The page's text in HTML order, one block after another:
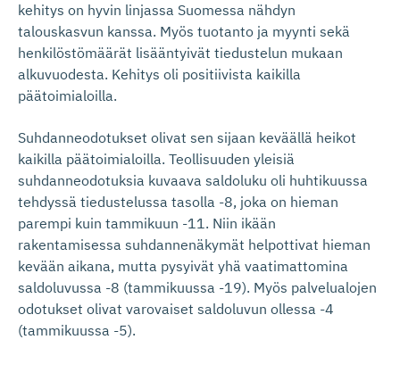
kehitys on hyvin linjassa Suomessa nähdyn
talouskasvun kanssa. Myös tuotanto ja myynti sekä
henkilöstömäärät lisääntyivät tiedustelun mukaan
alkuvuodesta. Kehitys oli positiivista kaikilla
päätoimialoilla.
Suhdanneodotukset olivat sen sijaan keväällä heikot
kaikilla päätoimialoilla. Teollisuuden yleisiä
suhdanneodotuksia kuvaava saldoluku oli huhtikuussa
tehdyssä tiedustelussa tasolla -8, joka on hieman
parempi kuin tammikuun -11. Niin ikään
rakentamisessa suhdannenäkymät helpottivat hieman
kevään aikana, mutta pysyivät yhä vaatimattomina
saldoluvussa -8 (tammikuussa -19). Myös palvelualojen
odotukset olivat varovaiset saldoluvun ollessa -4
(tammikuussa -5).